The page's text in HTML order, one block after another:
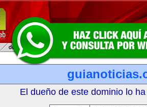
El dueño de este dominio lo